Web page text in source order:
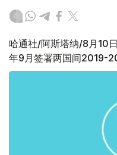
哈通社/阿斯塔纳/8月10
年9月签署两国间2019-